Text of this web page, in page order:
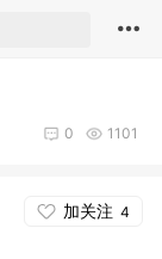
1101
0
加关注 4